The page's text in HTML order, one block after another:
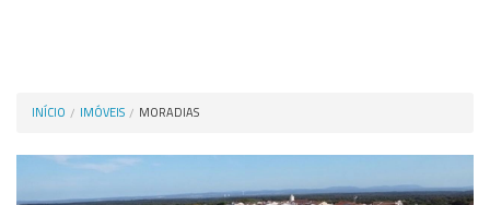
INÍCIO IMÓVEIS MORADIAS